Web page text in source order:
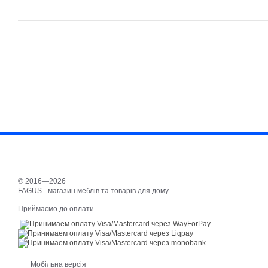
© 2016—2026
FAGUS - магазин меблів та товарів для дому
Приймаємо до оплати
Мобільна версія